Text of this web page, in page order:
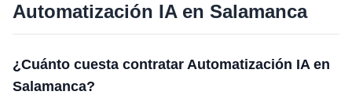
Automatización IAen Salamanca
¿Cuánto cuesta contratar Automatización IA en
Salamanca?